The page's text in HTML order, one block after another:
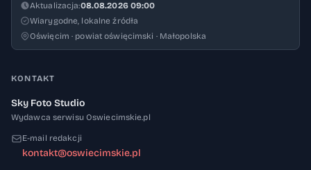
Aktualizacja:08.08.2026 09:00
Wiarygodne, lokalne źródła
Oświęcim · powiat oświęcimski · Małopolska
KONTAKT
Sky Foto Studio
Wydawca serwisu Oswiecimskie.pl
E-mail redakcji
kontakt@oswiecimskie.pl